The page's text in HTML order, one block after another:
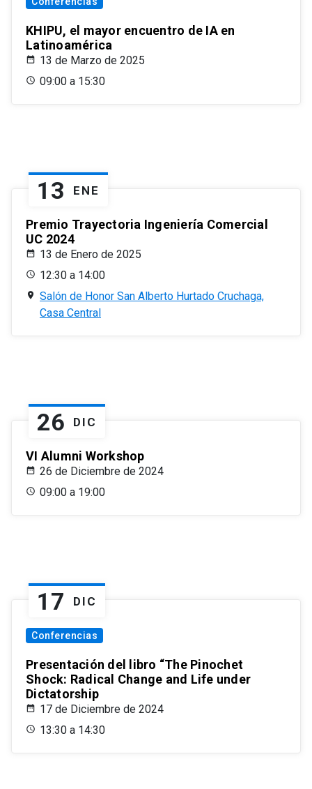
KHIPU, el mayor encuentro de IA en
Latinoamérica
13 de Marzo de 2025
09:00 a 15:30
13 ENE
Premio Trayectoria Ingeniería Comercial
UC 2024
13 de Enero de 2025
12:30 a 14:00
Salón de Honor San Alberto Hurtado Cruchaga,
Casa Central
26 DIC
VI Alumni Workshop
26 de Diciembre de 2024
09:00 a 19:00
17 DIC
Conferencias
Presentación del libro “The Pinochet
Shock: Radical Change and Life under
Dictatorship
17 de Diciembre de 2024
13:30 a 14:30